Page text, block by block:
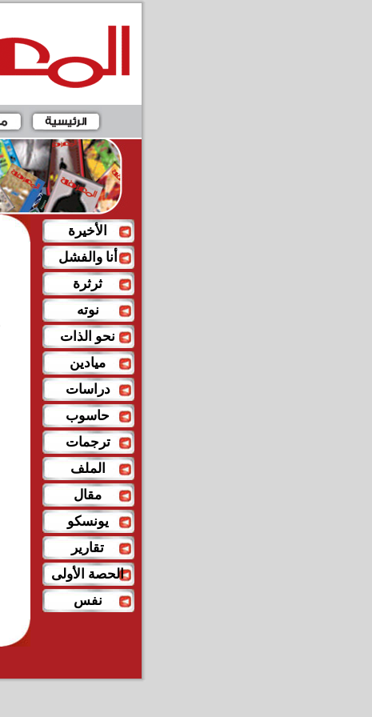
الأخيرة
أنا والفشل
ثرثرة
نوته
نحو الذات
ميادين
دراسات
حاسوب
ترجمات
الملف
مقال
يونسكو
تقارير
الحصة الأولى
نفس